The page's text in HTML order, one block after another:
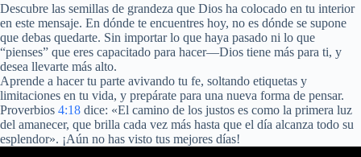
Descubre las semillas de grandeza que Dios ha colocado en tu interior
en este mensaje. En dónde te encuentres hoy, no es dónde se supone
que debas quedarte. Sin importar lo que haya pasado ni lo que
“pienses” que eres capacitado para hacer—Dios tiene más para ti, y
desea llevarte más alto.
Aprende a hacer tu parte avivando tu fe, soltando etiquetas y
limitaciones en tu vida, y prepárate para una nueva forma de pensar.
Proverbios 4:18 dice: «El camino de los justos es como la primera luz
del amanecer, que brilla cada vez más hasta que el día alcanza todo su
esplendor». ¡Aún no has visto tus mejores días!